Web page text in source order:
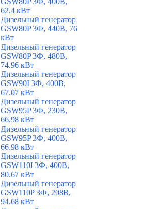
62.4 кВт
Дизельный генератор
GSW80P 3Ф, 440В, 76
кВт
Дизельный генератор
GSW80P 3Ф, 480В,
74.96 кВт
Дизельный генератор
GSW90I 3Ф, 400В,
67.07 кВт
Дизельный генератор
GSW95P 3Ф, 230В,
66.98 кВт
Дизельный генератор
GSW95P 3Ф, 400В,
66.98 кВт
Дизельный генератор
GSW110I 3Ф, 400В,
80.67 кВт
Дизельный генератор
GSW110P 3Ф, 208В,
94.68 кВт